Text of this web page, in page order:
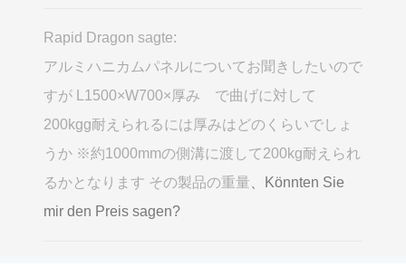
Rapid Dragon sagte:
アルミハニカムパネルについてお聞きしたいので
すが L1500×W700×厚み で曲げに対して
200kgg耐えられるには厚みはどのくらいでしょ
うか ※約1000mmの側溝に渡して200kg耐えられ
るかとなります その製品の重量 、Könnten Sie
mir den Preis sagen?